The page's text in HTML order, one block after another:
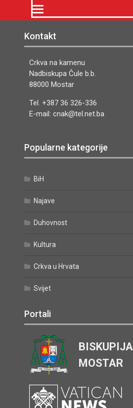
Kontakt
Crkva na kamenu
Nadbiskupa Čule b.b.
88000 Mostar
Tel. +387 36 326-336
E-mail: cnak@tel.net.ba
Popularne kategorije
BiH
Najave
Duhovnost
Kultura
Crkva u Hrvata
Svijet
Portali
BISKUPIJA
MOSTAR